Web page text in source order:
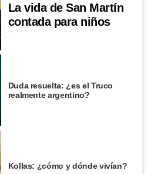
La vida de San Martín
contada para niños
Duda resuelta: ¿es el Truco
realmente argentino?
Kollas: ¿cómo y dónde vivían?